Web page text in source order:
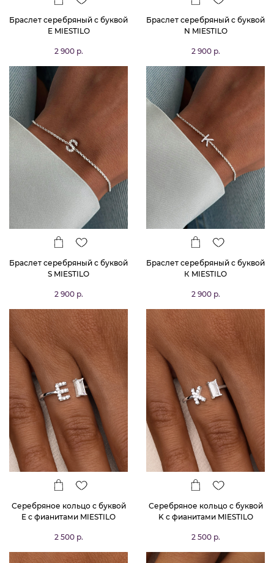
Браслет серебряный с буквой
E MIESTILO
2 900 р.
Браслет серебряный с буквой
N MIESTILO
2 900 р.
Браслет серебряный с буквой
S MIESTILO
2 900 р.
Браслет серебряный с буквой
К MIESTILO
2 900 р.
Серебряное кольцо с буквой
E с фианитами MIESTILO
2 500 р.
Серебряное кольцо с буквой
K с фианитами MIESTILO
2 500 р.